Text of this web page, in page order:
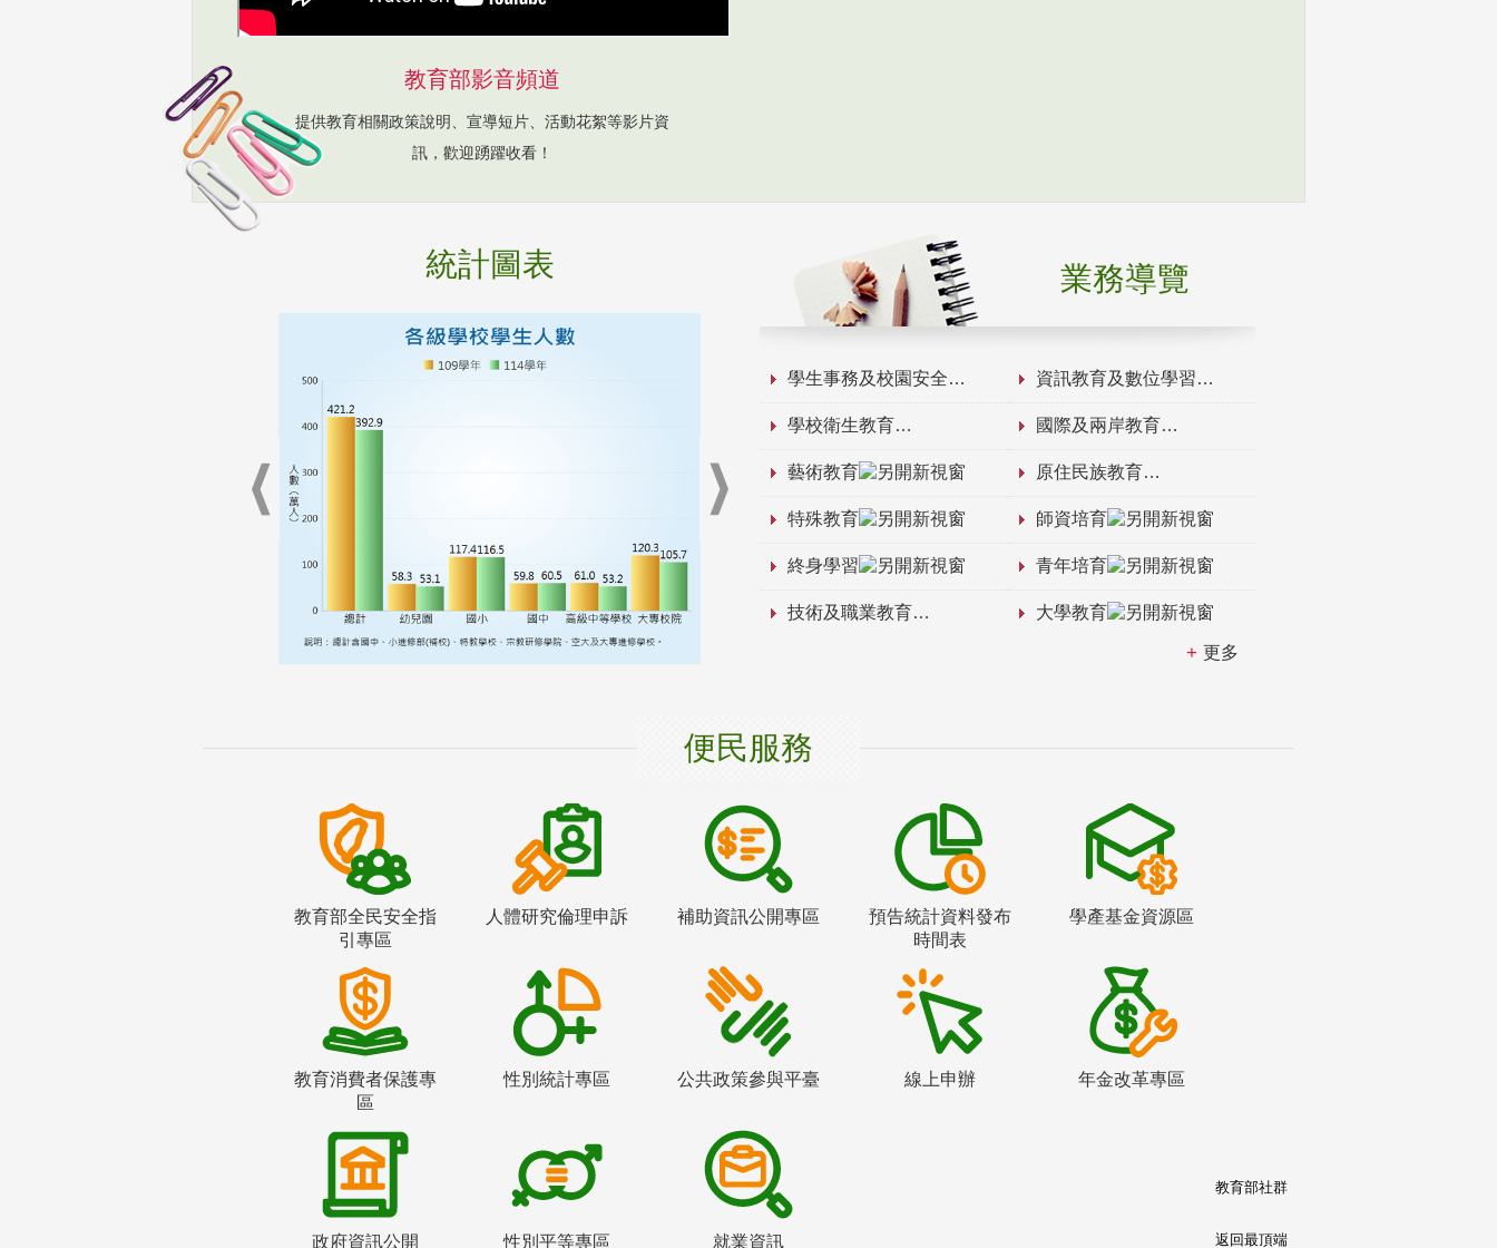
教育部影音頻道
提供教育相關政策說明、宣導短片、活動花絮等影片資
訊，歡迎踴躍收看！
統計圖表 業務導覽
學生事務及校園安全 資訊教育及數位學習
學校衛生教育 國際及兩岸教育
藝術教育 原住民族教育
特殊教育 師資培育
終身學習 青年培育
技術及職業教育 大學教育
更多
便民服務
教育部全民安全指
引專區
人體研究倫理申訴 補助資訊公開專區
預告統計資料發布
時間表
學產基金資源區
教育消費者保護專
區
性別統計專區 公共政策參與平臺 線上申辦 年金改革專區
政府資訊公開 性別平等專區 就業資訊
教育部社群
返回最頂端